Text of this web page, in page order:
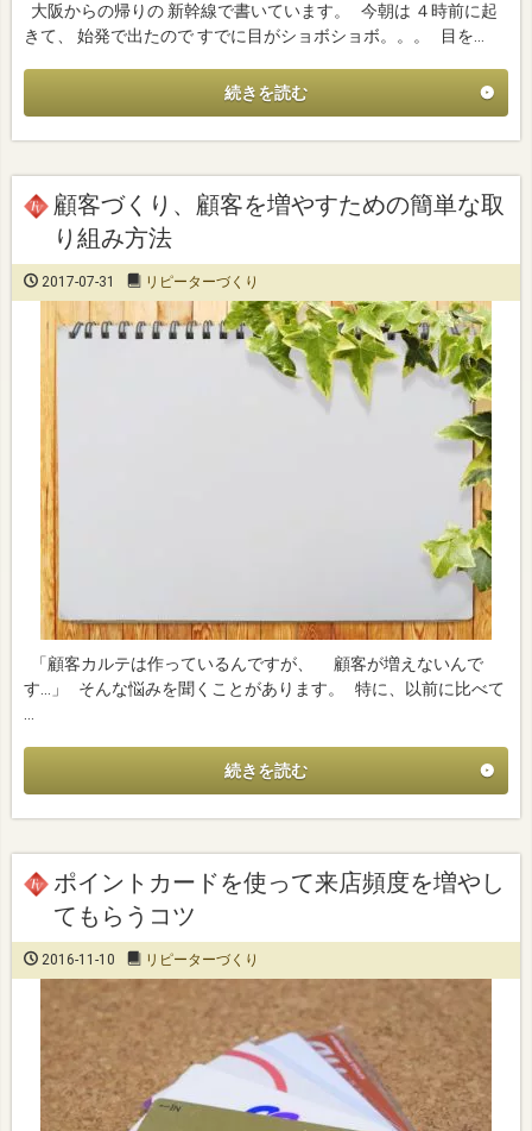
大阪からの帰りの 新幹線で書いています。 今朝は ４時前に起
きて、 始発で出たので すでに目がショボショボ。。。 目を…
続きを読む
顧客づくり、顧客を増やすための簡単な取
り組み方法
2017-07-31 リピーターづくり
「顧客カルテは作っているんですが、 顧客が増えないんで
す…」 そんな悩みを聞くことがあります。 特に、以前に比べて
続きを読む
ポイントカードを使って来店頻度を増やし
てもらうコツ
2016-11-10 リピーターづくり